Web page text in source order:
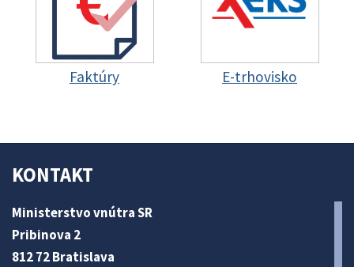
Faktúry E-trhovisko
KONTAKT
Ministerstvo vnútra SR
Pribinova 2
812 72 Bratislava